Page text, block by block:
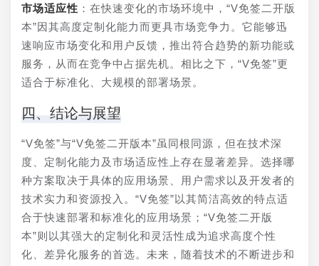
市场适应性 ：在快速变化的市场环境中，“V免签二开版
本”因其高度定制化能力而更具市场竞争力。它能够迅
速响应市场变化和用户反馈，推出符合趋势的新功能或
服务，从而在竞争中占据先机。相比之下，“V免签”更
适合于标准化、大规模的部署场景。
四、结论与展望
“V免签”与“V免签二开版本”虽同根同源，但在技术深
度、定制化能力及市场适应性上存在显著差异。选择哪
种方案取决于具体的应用场景、用户需求以及开发者的
技术实力和资源投入。“V免签”以其简洁高效的特点适
合于快速部署和标准化的应用场景；“V免签二开版
本”则以其强大的定制化和灵活性成为追求高度个性
化、差异化服务的首选。未来，随着技术的不断进步和